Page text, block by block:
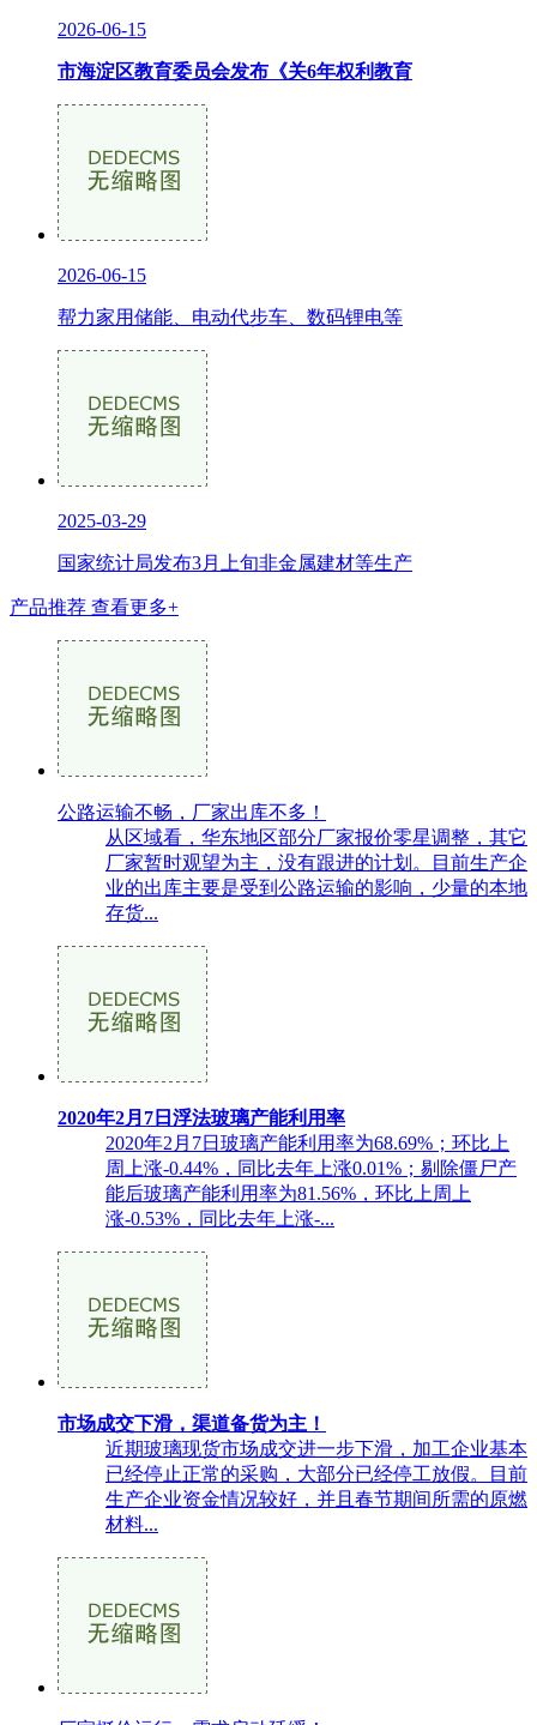
2026-06-15
市海淀区教育委员会发布《关6年权利教育
2026-06-15
帮力家用储能、电动代步车、数码锂电等
2025-03-29
国家统计局发布3月上旬非金属建材等生产
产品推荐 查看更多+
公路运输不畅，厂家出库不多！
从区域看，华东地区部分厂家报价零星调整，其它
厂家暂时观望为主，没有跟进的计划。目前生产企
业的出库主要是受到公路运输的影响，少量的本地
存货...
2020年2月7日浮法玻璃产能利用率
2020年2月7日玻璃产能利用率为68.69%；环比上
周上涨-0.44%，同比去年上涨0.01%；剔除僵尸产
能后玻璃产能利用率为81.56%，环比上周上
涨-0.53%，同比去年上涨-...
市场成交下滑，渠道备货为主！
近期玻璃现货市场成交进一步下滑，加工企业基本
已经停止正常的采购，大部分已经停工放假。目前
生产企业资金情况较好，并且春节期间所需的原燃
材料...